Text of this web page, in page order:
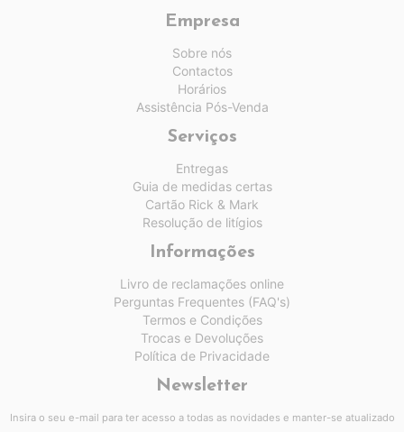
Empresa
Sobre nós
Contactos
Horários
Assistência Pós-Venda
Serviços
Entregas
Guia de medidas certas
Cartão Rick & Mark
Resolução de litígios
Informações
Livro de reclamações online
Perguntas Frequentes (FAQ's)
Termos e Condições
Trocas e Devoluções
Política de Privacidade
Newsletter
Insira o seu e-mail para ter acesso a todas as novidades e manter-se atualizado